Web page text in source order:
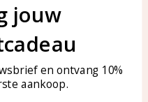
KAYA Sieraden
Bellen of WhatsApp Ma-Vr
tussen 09:00-17:00
Tel: 0850003187
WhatsApp: 0850003187
jouw
en ontvang 10%
aankoop.